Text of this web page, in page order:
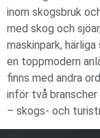
inom skogsbruk
med skog och
maskinpark,
en toppmodern
finns med andra
inför två
– skogs- och